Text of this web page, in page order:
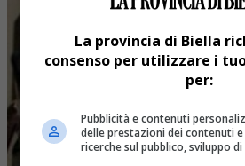
La provincia di Biella
consenso per utilizzare i
per:
Pubblicità e contenuti
delle prestazioni dei contenuti
ricerche sul pubblico, sviluppo